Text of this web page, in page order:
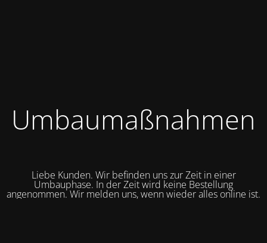
Umbaumaßnahmen
Liebe Kunden. Wir befinden uns zur Zeit in einer
Umbauphase. In der Zeit wird keine Bestellung
angenommen. Wir melden uns, wenn wieder alles online ist.